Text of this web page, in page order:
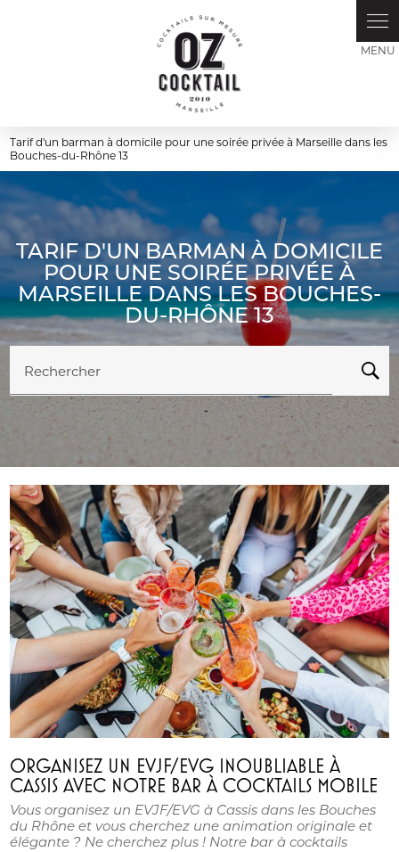
Tarif d'un barman à domicile pour une soirée privée à Marseille dans les
Bouches-du-Rhône 13
TARIF D'UN BARMAN À DOMICILE
POUR UNE SOIRÉE PRIVÉE À
MARSEILLE DANS LES BOUCHES-
DU-RHÔNE 13
Rechercher
ORGANISEZ UN EVJF/EVG INOUBLIABLE À
CASSIS AVEC NOTRE BAR À COCKTAILS MOBILE
Vous organisez un EVJF/EVG à Cassis dans les Bouches
du Rhône et vous cherchez une animation originale et
élégante ? Ne cherchez plus ! Notre bar à cocktails